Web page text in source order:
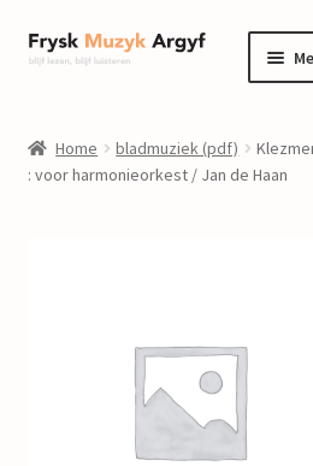
Ga
door
navigatie
Ga
naar
inhoud
informatie
Home bladmuziek (pdf)
: voor harmonieorkest / Jan de Haan